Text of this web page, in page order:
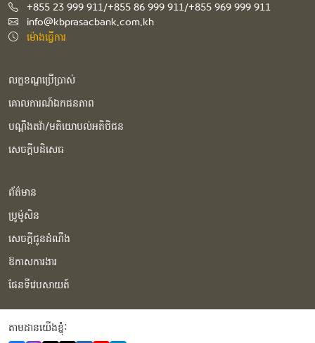
+855 23 999 911/+855 86 999 911/+855 969 999 911
info@kbprasacbank.com.kh
ម៉ោងធ្វើការ
លក្ខខណ្ឌប្រើប្រាស់
គោលការណ៍ឯកជនភាព
បណ្ដឹងតវ៉ា/មតិយោបល់អតិថិជន
សេចក្ដីបដិសេធ
ព័ត៌មាន
ប្រូម៉ូសិន
សេចក្ដីជូនដំណឹង
ឱកាសការងារ
ផែនទីវេបសាយត៍
តាមដានយើងខ្ញុំំ: